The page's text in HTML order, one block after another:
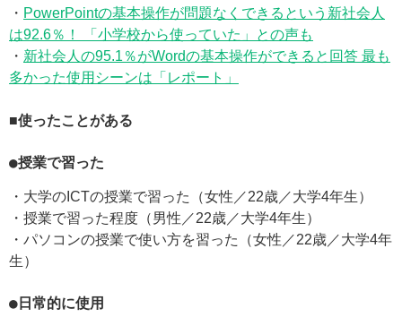
・ PowerPointの基本操作が問題なくできるという新社会人
は92.6％！ 「小学校から使っていた」との声も
・ 新社会人の95.1％がWordの基本操作ができると回答 最も
多かった使用シーンは「レポート」
■使ったことがある
●授業で習った
・大学のICTの授業で習った（女性／22歳／大学4年生）
・授業で習った程度（男性／22歳／大学4年生）
・パソコンの授業で使い方を習った（女性／22歳／大学4年
生）
●日常的に使用